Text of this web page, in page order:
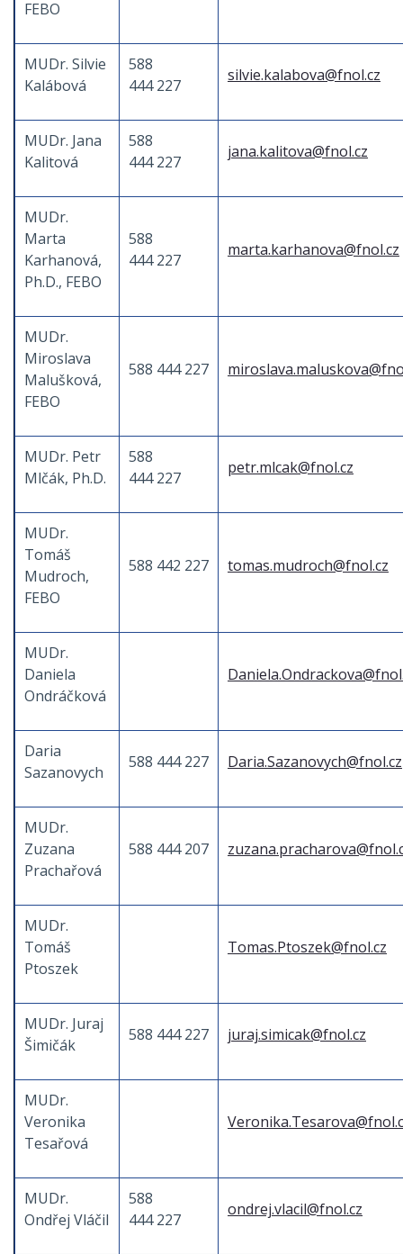
FEBO
MUDr. Silvie
Kalábová
588
444 227
silvie.kalabova@fnol.cz
MUDr. Jana
Kalitová
588
444 227
jana.kalitova@fnol.cz
MUDr.
Marta
Karhanová,
Ph.D., FEBO
588
444 227
marta.karhanova@fnol.cz
MUDr.
Miroslava
Malušková,
FEBO
588 444 227
MUDr. Petr
Mlčák, Ph.D.
588
444 227
petr.mlcak@fnol.cz
MUDr.
Tomáš
Mudroch,
FEBO
588 442 227 tomas.mudroch@fnol.cz
MUDr.
Daniela
Ondráčková
Daria
Sazanovych
588 444 227 Daria.Sazanovych@fnol.cz
MUDr.
Zuzana
Prachařová
588 444 207
MUDr.
Tomáš
Ptoszek
Tomas.Ptoszek@fnol.cz
MUDr. Juraj
Šimičák
588 444 227 juraj.simicak@fnol.cz
MUDr.
Veronika
Tesařová
MUDr.
Ondřej Vláčil
588
444 227
ondrej.vlacil@fnol.cz